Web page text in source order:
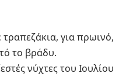
τραπεζάκια, για πρωινό,
το βράδυ.
νύχτες του Ιουλίου